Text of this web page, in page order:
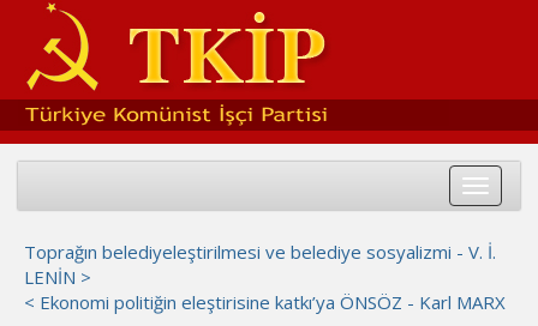
Toggle
Toprağın belediyeleştirilmesi ve belediye sosyalizmi - V. İ.
LENİN >
< Ekonomi politiğin eleştirisine katkı’ya ÖNSÖZ - Karl MARX